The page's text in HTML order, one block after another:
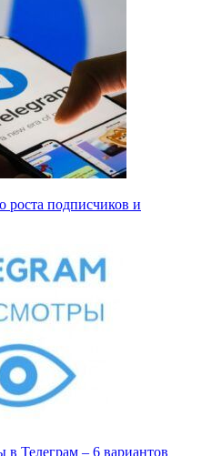
роста подписчиков и
в Телеграм – 6 вариантов